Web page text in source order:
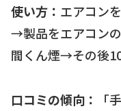
使い方： エアコン
→製品をエアコン
間くん煙→その後
口コミの傾向：
「